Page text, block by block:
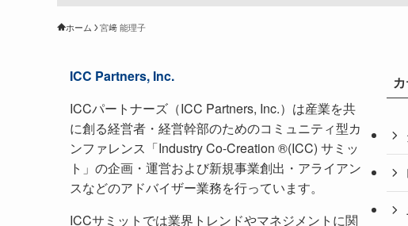
ホーム 宮﨑 能理子
ICC Partners, Inc.
ICCパートナーズ（ICC Partners, Inc.）は産業を共
に創る経営者・経営幹部のためのコミュニティ型カ
ンファレンス「Industry Co-Creation ®(ICC) サミッ
ト」の企画・運営および新規事業創出・アライアン
スなどのアドバイザー業務を行っています。
ICCサミットでは業界トレンドやマネジメントに関